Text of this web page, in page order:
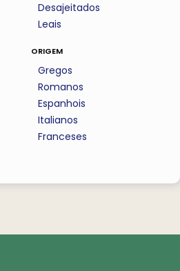
Desajeitados
Leais
origem
Gregos
Romanos
Espanhois
Italianos
Franceses